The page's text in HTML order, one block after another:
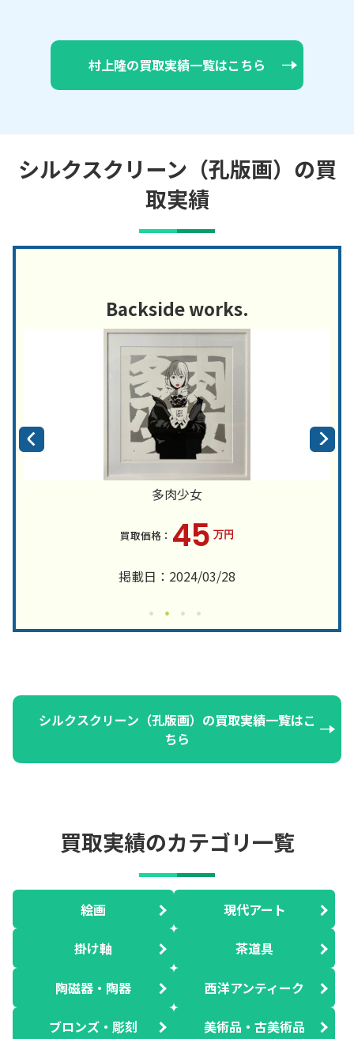
村上隆の買取実績一覧はこちら
シルクスクリーン（孔版画）の買
取実績
Backside works.
多肉少女
45 万円
掲載日：2024/03/28
シルクスクリーン（孔版画）の買取実績一覧はこ
ちら
買取実績のカテゴリ一覧
絵画 現代アート
掛け軸 茶道具
陶磁器・陶器 西洋アンティーク
ブロンズ・彫刻 美術品・古美術品